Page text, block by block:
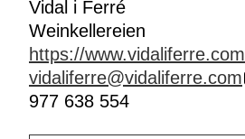
Vidal i Ferré
Weinkellereien
https://www.vidaliferre.com
vidaliferre@vidaliferre.com
977 638 554